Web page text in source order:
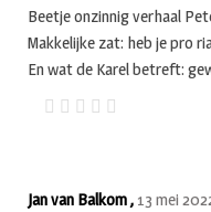
Beetje onzinnig verhaal
Makkelijke zat: heb je pro
En wat de Karel betreft:
Jan van Balkom , 13 mei